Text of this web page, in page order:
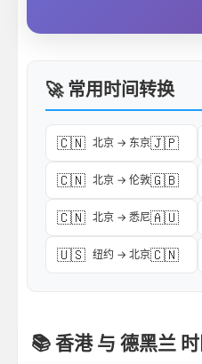
🚀 常用时间转换
🇨🇳 北京 → 东京🇯🇵
🇨🇳 北京 → 伦敦🇬🇧
🇨🇳 北京 → 悉尼🇦🇺
🇺🇸 纽约 → 北京🇨🇳
📚 香港 与 德黑兰